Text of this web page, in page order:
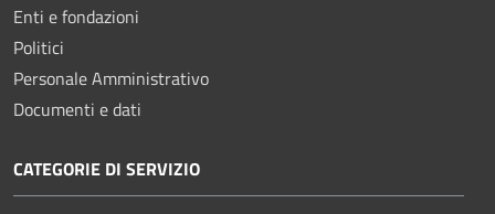
Enti e fondazioni
Politici
Personale Amministrativo
Documenti e dati
CATEGORIE DI SERVIZIO